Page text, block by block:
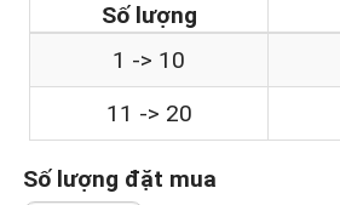
Số lượng
1 -> 10
11 -> 20
Số lượng đặt mua